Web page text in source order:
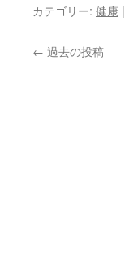
カテゴリー: 健康 |
← 過去の投稿